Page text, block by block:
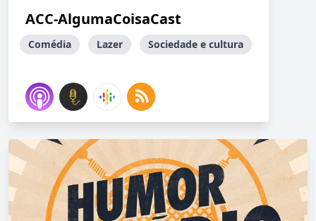
ACC-AlgumaCoisaCast
Comédia Lazer Sociedade e cultura